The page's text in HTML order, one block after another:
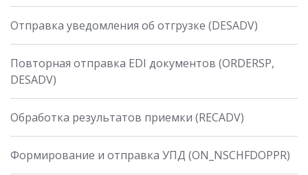
Отправка уведомления об отгрузке (DESADV)
Повторная отправка EDI документов (ORDERSP,
DESADV)
Обработка результатов приемки (RECADV)
Формирование и отправка УПД (ON_NSCHFDOPPR)